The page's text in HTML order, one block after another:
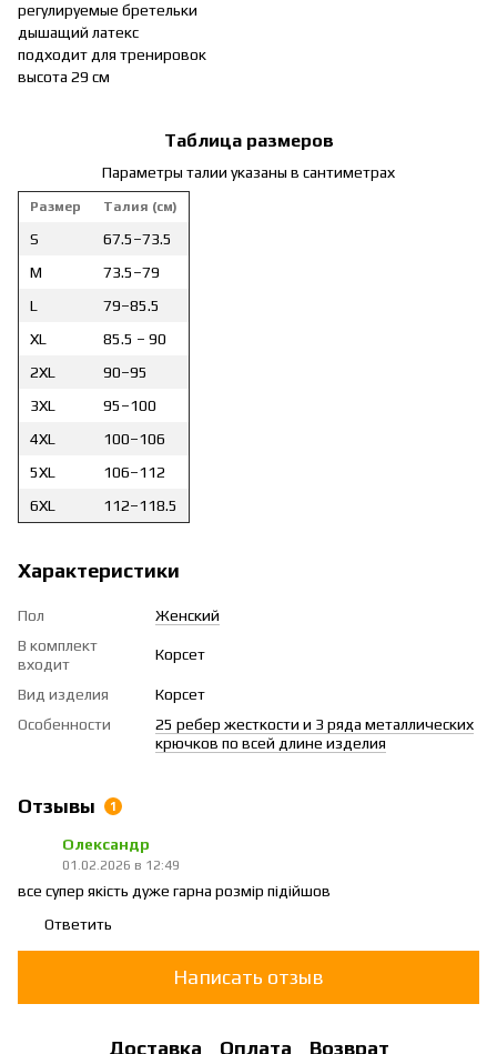
регулируемые бретельки
дышащий латекс
подходит для тренировок
высота 29 см
Таблица размеров
Параметры талии указаны в сантиметрах
Размер Талия (см)
S
67.5–73.5
M
73.5–79
L
79–85.5
XL
85.5 – 90
2XL
90–95
3XL
95–100
4XL
100–106
5XL
106–112
6XL
112–118.5
Характеристики
Пол
Женский
В комплект
входит
Корсет
Вид изделия
Корсет
Особенности
25 ребер жесткости и 3 ряда металлических
крючков по всей длине изделия
Отзывы 1
Олександр
01.02.2026 в 12:49
все супер якість дуже гарна розмір підійшов
Ответить
Написать отзыв
Доставка Оплата Возврат